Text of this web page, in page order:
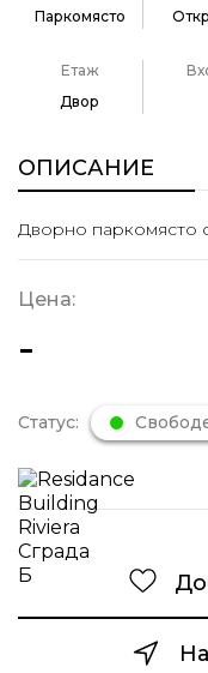
Паркомясто
Етаж
Двор
ОПИСАНИЕ
Дворно паркомясто
Цена:
-
Статус: